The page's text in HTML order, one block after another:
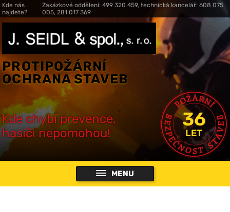
Kde nás
najdete?
Zakázkové oddělení: 499 320 459, technická kancelář: 608 075
005, 281 017 369
PROTIPOŽÁRNÍ
OCHRANA STAVEB
Kde chybí prevence,
hasiči nepomohou!
36
LET
MENU